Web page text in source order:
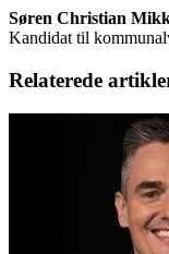
Søren Christian
Kandidat til
Relaterede